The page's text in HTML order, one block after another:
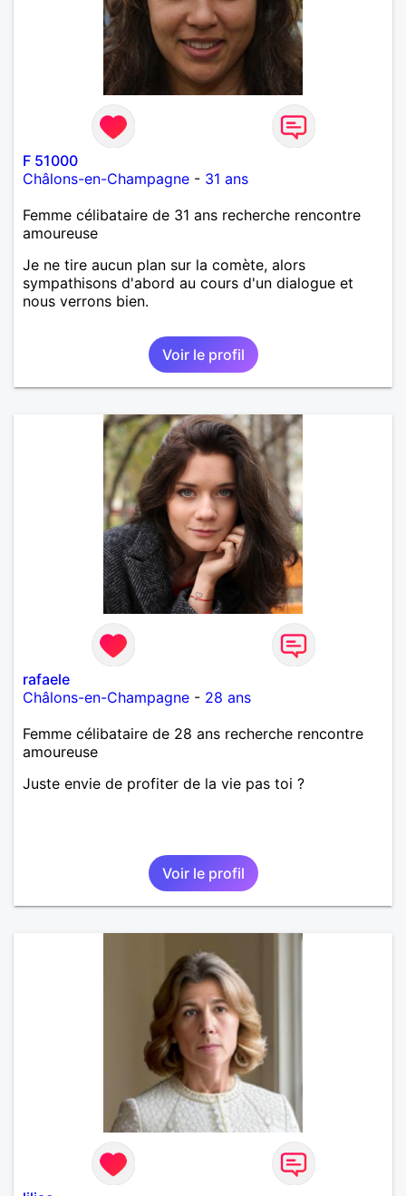
F 51000
Châlons-en-Champagne - 31 ans
Femme célibataire de 31 ans recherche rencontre
amoureuse
Je ne tire aucun plan sur la comète, alors
sympathisons d'abord au cours d'un dialogue et
nous verrons bien.
Voir le profil
rafaele
Châlons-en-Champagne - 28 ans
Femme célibataire de 28 ans recherche rencontre
amoureuse
Juste envie de profiter de la vie pas toi ?
Voir le profil